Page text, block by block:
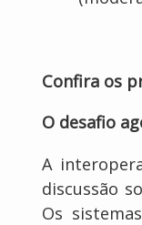
Confira os
O desafio
A
discussão
Os